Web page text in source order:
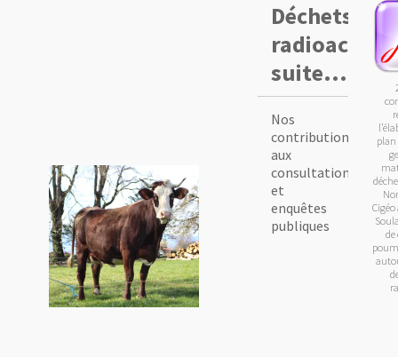
Cigéo
de
Déchets
radioactifs,
suite...
Nos
contributions
aux
consultations
et
enquêtes
publiques